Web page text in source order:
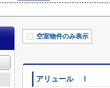
空室物件のみ表示
アリュール Ⅰ